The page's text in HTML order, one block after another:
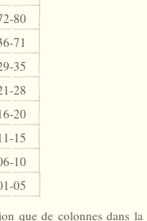
80
71
35
28
20
15
10
05
que de colonnes dans la